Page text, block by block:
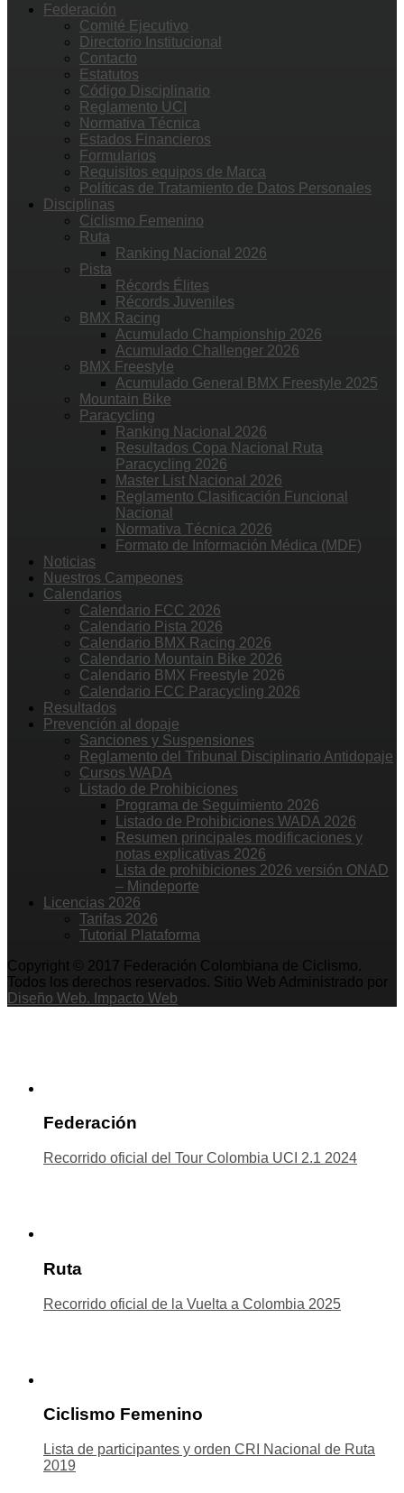
Federación
Comité Ejecutivo
Directorio Institucional
Contacto
Estatutos
Código Disciplinario
Reglamento UCI
Normativa Técnica
Estados Financieros
Formularios
Requisitos equipos de Marca
Políticas de Tratamiento de Datos Personales
Disciplinas
Ciclismo Femenino
Ruta
Ranking Nacional 2026
Pista
Récords Élites
Récords Juveniles
BMX Racing
Acumulado Championship 2026
Acumulado Challenger 2026
BMX Freestyle
Acumulado General BMX Freestyle 2025
Mountain Bike
Paracycling
Ranking Nacional 2026
Resultados Copa Nacional Ruta
Paracycling 2026
Master List Nacional 2026
Reglamento Clasificación Funcional
Nacional
Normativa Técnica 2026
Formato de Información Médica (MDF)
Noticias
Nuestros Campeones
Calendarios
Calendario FCC 2026
Calendario Pista 2026
Calendario BMX Racing 2026
Calendario Mountain Bike 2026
Calendario BMX Freestyle 2026
Calendario FCC Paracycling 2026
Resultados
Prevención al dopaje
Sanciones y Suspensiones
Reglamento del Tribunal Disciplinario Antidopaje
Cursos WADA
Listado de Prohibiciones
Programa de Seguimiento 2026
Listado de Prohibiciones WADA 2026
Resumen principales modificaciones y
notas explicativas 2026
Lista de prohibiciones 2026 versión ONAD
– Mindeporte
Licencias 2026
Tarifas 2026
Tutorial Plataforma
Copyright © 2017 Federación Colombiana de Ciclismo.
Todos los derechos reservados. Sitio Web Administrado por
Diseño Web. Impacto Web
Federación
Recorrido oficial del Tour Colombia UCI 2.1 2024
Ruta
Recorrido oficial de la Vuelta a Colombia 2025
Ciclismo Femenino
Lista de participantes y orden CRI Nacional de Ruta
2019